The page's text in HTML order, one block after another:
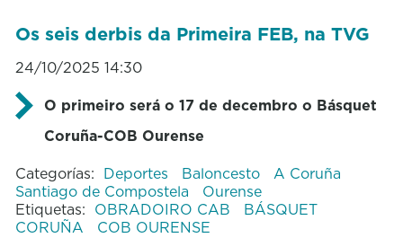
Os seis derbis da Primeira FEB, na TVG
24/10/2025 14:30
O primeiro será o 17 de decembro o Básquet
Coruña-COB Ourense
Categorías: Deportes Baloncesto
A Coruña
Santiago de Compostela
Ourense
Etiquetas: OBRADOIRO CAB
BÁSQUET
CORUÑA
COB OURENSE